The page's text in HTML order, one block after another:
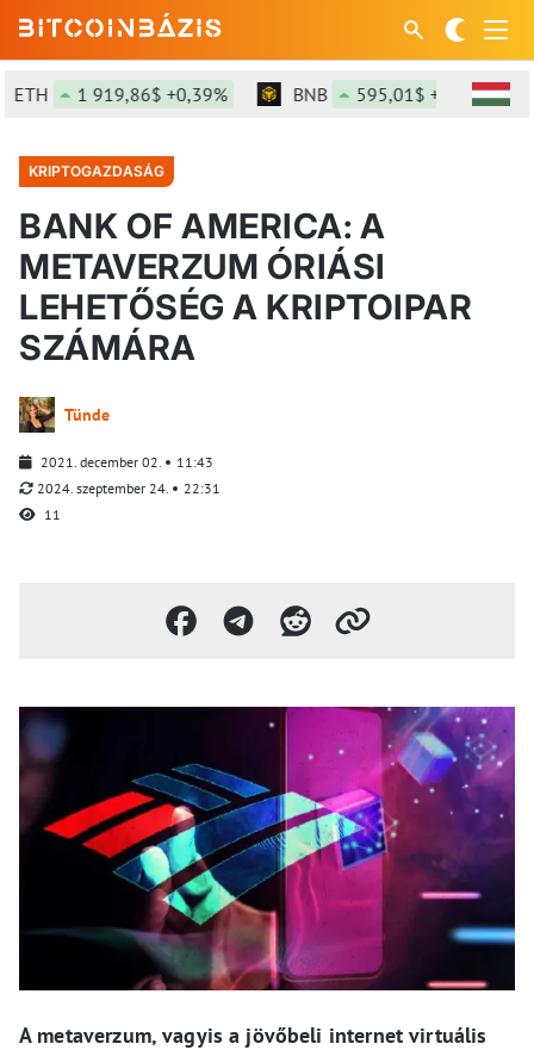
1 919,86$ +0,39% BNB 595,01$ +0,83%
KRIPTOGAZDASÁG
BANK OF AMERICA: A
METAVERZUM ÓRIÁSI
LEHETŐSÉG A KRIPTOIPAR
SZÁMÁRA
Tünde
2021. december 02.
11:43
2024. szeptember 24.
22:31
11
A metaverzum, vagyis a jövőbeli internet virtuális